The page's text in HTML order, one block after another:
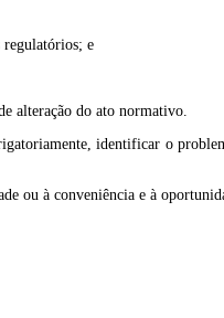
regulatórios; e
alteração do ato normativo.
identificar o
ou à conveniência e à